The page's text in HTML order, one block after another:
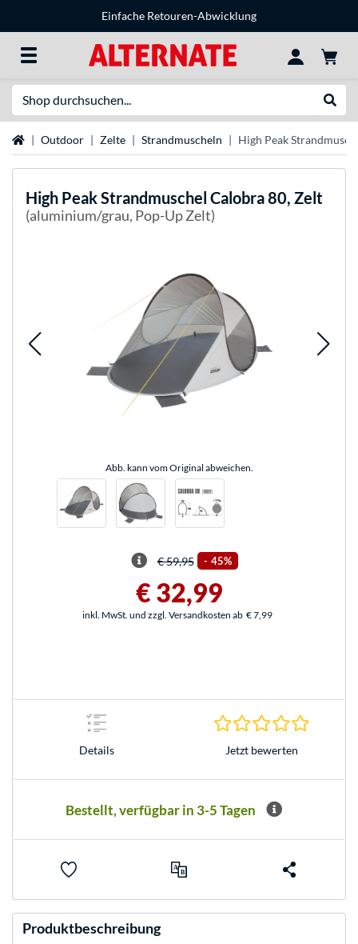
Einfache Retouren-Abwicklung
StartseiteOutdoor Zelte Strandmuscheln High Peak
High PeakStrandmuschel Calobra 80, Zelt
(aluminium/grau, Pop-Up Zelt)
Abb. kann vom Original abweichen.
€ 59,95 - 45%
€ 32,99
inkl. MwSt. und zzgl. Versandkosten ab € 7,99
Details Jetzt bewerten
Bestellt, verfügbar in 3-5 Tagen
Produktbeschreibung